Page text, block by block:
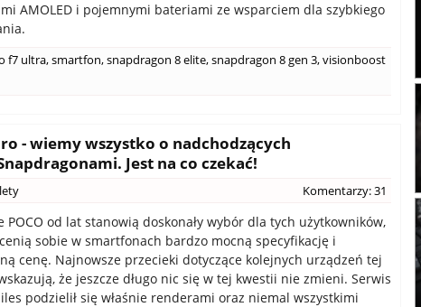
AMOLED i pojemnymi bateriami ze wsparciem dla szybkiego
f7 ultra,smartfon,snapdragon 8 elite,snapdragon 8 gen 3,visionboost
- wiemy wszystko o nadchodzących
Jest na co czekać!
Komentarzy: 31
POCO od lat stanowią doskonały wybór dla tych użytkowników,
sobie w smartfonach bardzo mocną specyfikację i
cenę. Najnowsze przecieki dotyczące kolejnych urządzeń tej
że jeszcze długo nic się w tej kwestii nie zmieni. Serwis
podzielił się właśnie renderami oraz niemal wszystkimi